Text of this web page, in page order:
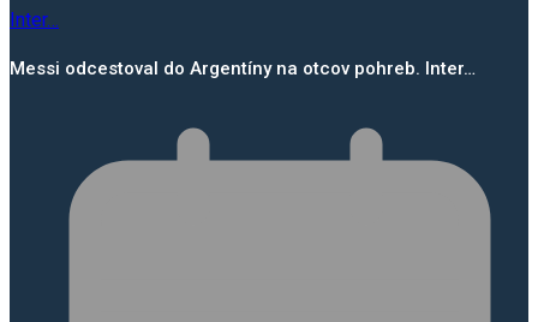
Messi odcestoval do Argentíny na otcov pohreb. Inter…